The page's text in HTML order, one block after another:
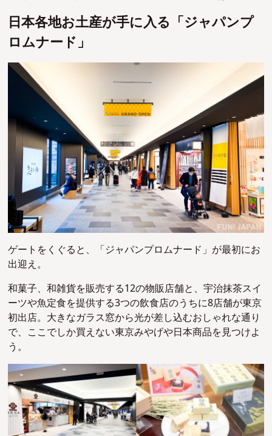
日本各地お土産が手に入る「ジャパンプ
ロムナード」
ゲートをくぐると、「ジャパンプロムナード」が最初にお
出迎え。
和菓子、和雑貨を販売する12の物販店舗と、宇治抹茶スイ
ーツや魚定食を提供する3つの飲食店のうちに8店舗が東京
初出店。 大きなガラス窓から光が差し込むおしゃれな通り
で、ここでしか買えない東京みやげや日本商品を見つけよ
う。